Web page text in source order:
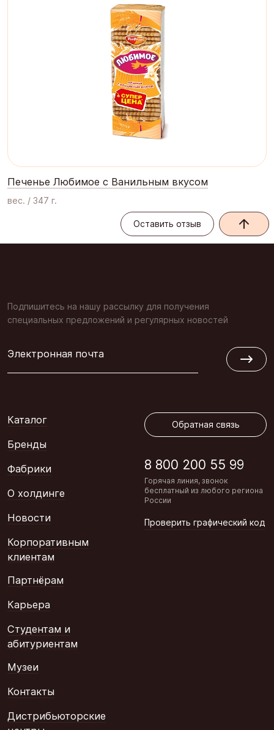
Печенье Любимое c Ванильным вкусом
вес. / 347 г.
Оставить отзыв
Подпишитесь на нашу рассылку для получения
специальных предложений и регулярных новостей
Электронная почта
Каталог
Бренды
Фабрики
О холдинге
Новости
Корпоративным
клиентам
Партнёрам
Карьера
Студентам и
абитуриентам
Музеи
Контакты
Дистрибьюторские
Обратная связь
8 800 200 55 99
Горячая линия, звонок
бесплатный из любого региона
России
Проверить графический код